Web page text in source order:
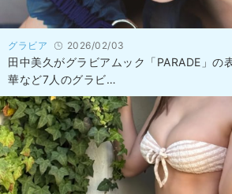
グラビア 2026/02/03
田中美久がグラビアムック「PARADE」の
華など7人のグラビ…